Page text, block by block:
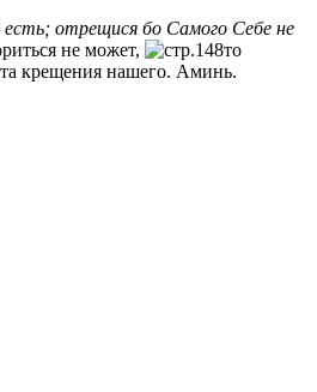
отрещися бо Самого Себе не
не может,
то
крещения нашего. Аминь.